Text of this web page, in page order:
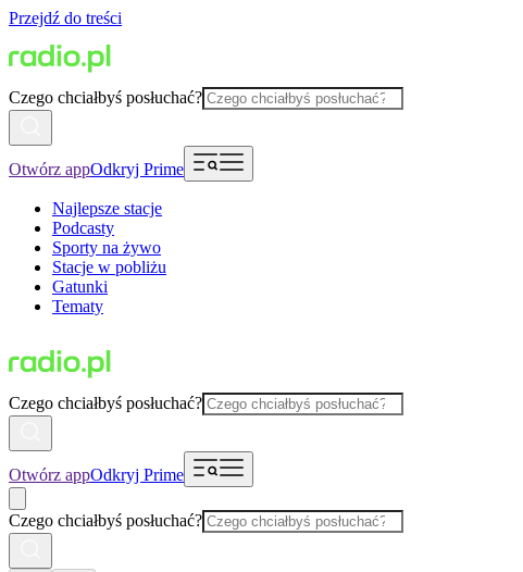
Przejdź do treści
Czego chciałbyś posłuchać?
Otwórz appOdkryj Prime
Najlepsze stacje
Podcasty
Sporty na żywo
Stacje w pobliżu
Gatunki
Tematy
Czego chciałbyś posłuchać?
Otwórz appOdkryj Prime
Czego chciałbyś posłuchać?